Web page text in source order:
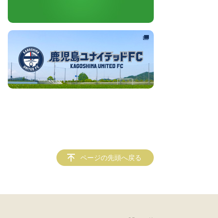
ページの先頭へ戻る